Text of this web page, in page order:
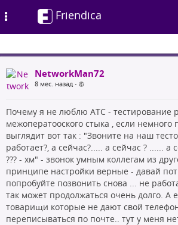
Friendica
NetworkMan72
8 мес. назад •
Почему я не люблю АТС - тестирование
межоператооского стыка , если немного
выглядит вот так : "Звоните на наш
работает?, а сейчас?..... а сейчас ? ...... а
??? - хм" - звонок умным коллегам из
принципе настройки верные - давай
попробуйте позвонить снова ... не
так может продолжаться очень долго. А
товарищи которые не дают свой
переписываться по почте.. тут у меня